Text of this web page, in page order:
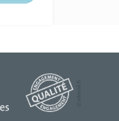
une question ?